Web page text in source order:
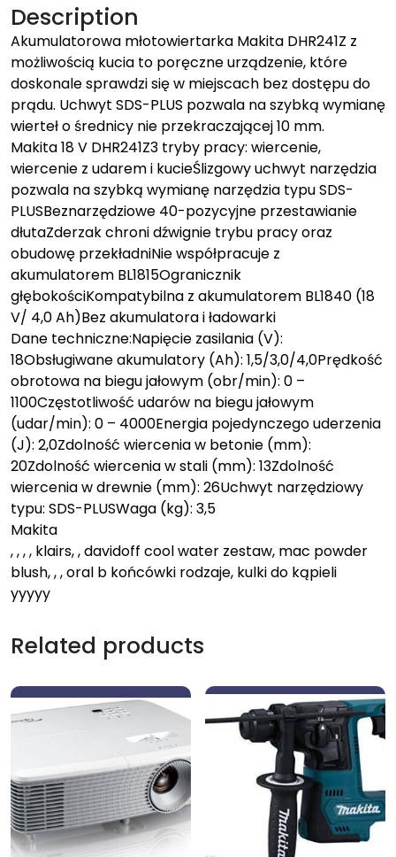
Description
Akumulatorowa młotowiertarka Makita DHR241Z z
możliwością kucia to poręczne urządzenie, które
doskonale sprawdzi się w miejscach bez dostępu do
prądu. Uchwyt SDS-PLUS pozwala na szybką wymianę
wierteł o średnicy nie przekraczającej 10 mm.
Makita 18 V DHR241Z3 tryby pracy: wiercenie,
wiercenie z udarem i kucieŚlizgowy uchwyt narzędzia
pozwala na szybką wymianę narzędzia typu SDS-
PLUSBeznarzędziowe 40-pozycyjne przestawianie
dłutaZderzak chroni dźwignie trybu pracy oraz
obudowę przekładniNie współpracuje z
akumulatorem BL1815Ogranicznik
głębokościKompatybilna z akumulatorem BL1840 (18
V/ 4,0 Ah)Bez akumulatora i ładowarki
Dane techniczne:Napięcie zasilania (V):
18Obsługiwane akumulatory (Ah): 1,5/3,0/4,0Prędkość
obrotowa na biegu jałowym (obr/min): 0 –
1100Częstotliwość udarów na biegu jałowym
(udar/min): 0 – 4000Energia pojedynczego uderzenia
(J): 2,0Zdolność wiercenia w betonie (mm):
20Zdolność wiercenia w stali (mm): 13Zdolność
wiercenia w drewnie (mm): 26Uchwyt narzędziowy
typu: SDS-PLUSWaga (kg): 3,5
Makita
, , , , klairs, , davidoff cool water zestaw, mac powder
blush, , , oral b końcówki rodzaje, kulki do kąpieli
yyyyy
Related products